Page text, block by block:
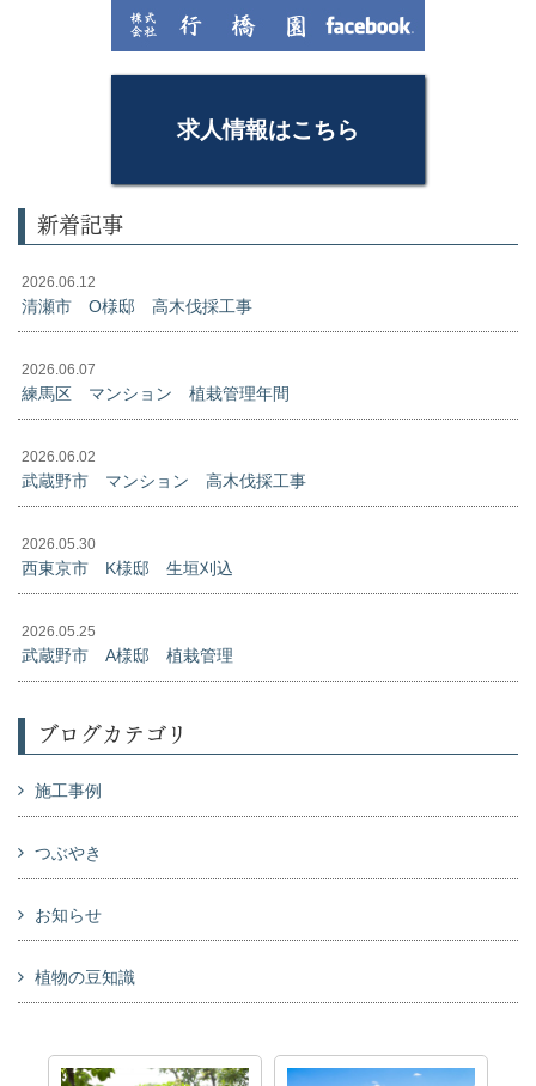
求人情報はこちら
新着記事
2026.06.12
清瀬市 O様邸 高木伐採工事
2026.06.07
練馬区 マンション 植栽管理年間
2026.06.02
武蔵野市 マンション 高木伐採工事
2026.05.30
西東京市 K様邸 生垣刈込
2026.05.25
武蔵野市 A様邸 植栽管理
ブログカテゴリ
施工事例
つぶやき
お知らせ
植物の豆知識